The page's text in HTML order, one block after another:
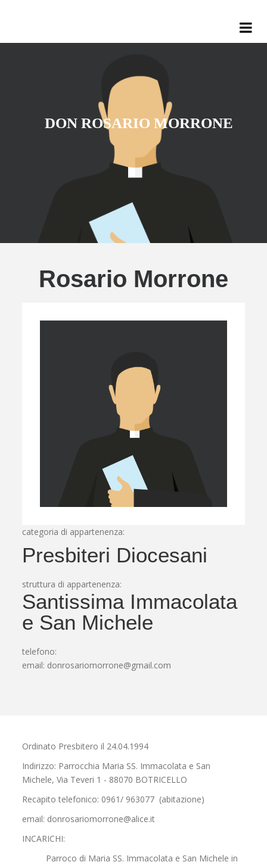
DON ROSARIO MORRONE
Rosario Morrone
categoria di appartenenza:
Presbiteri Diocesani
struttura di appartenenza:
Santissima Immacolata
e San Michele
telefono:
email: donrosariomorrone@gmail.com
Ordinato Presbitero il 24.04.1994
Indirizzo: Parrocchia Maria SS. Immacolata e San
Michele, Via Teveri 1 - 88070 BOTRICELLO
Recapito telefonico: 0961/ 963077 (abitazione)
email: donrosariomorrone@alice.it
INCARICHI:
Parroco di Maria SS. Immacolata e San Michele in